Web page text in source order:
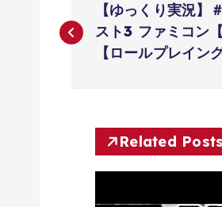
稿
【ゆっくり実況
スト3 ファミコン
【ロールプレイン
Related Posts